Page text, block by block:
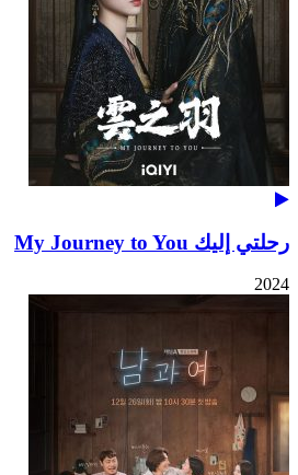
رحلتي إليك My Journey to You
2024